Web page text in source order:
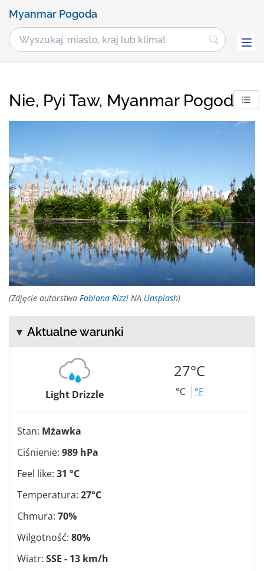
Myanmar Pogoda
Nie, Pyi Taw, Myanmar Pogoda
(Zdjęcie autorstwa Fabiana Rizzi NA Unsplash)
Aktualne warunki
Light Drizzle
27°C
°C °F
Stan: Mżawka
Ciśnienie: 989 hPa
Feel like: 31 °C
Temperatura: 27°C
Chmura: 70%
Wilgotność: 80%
Wiatr: SSE - 13 km/h